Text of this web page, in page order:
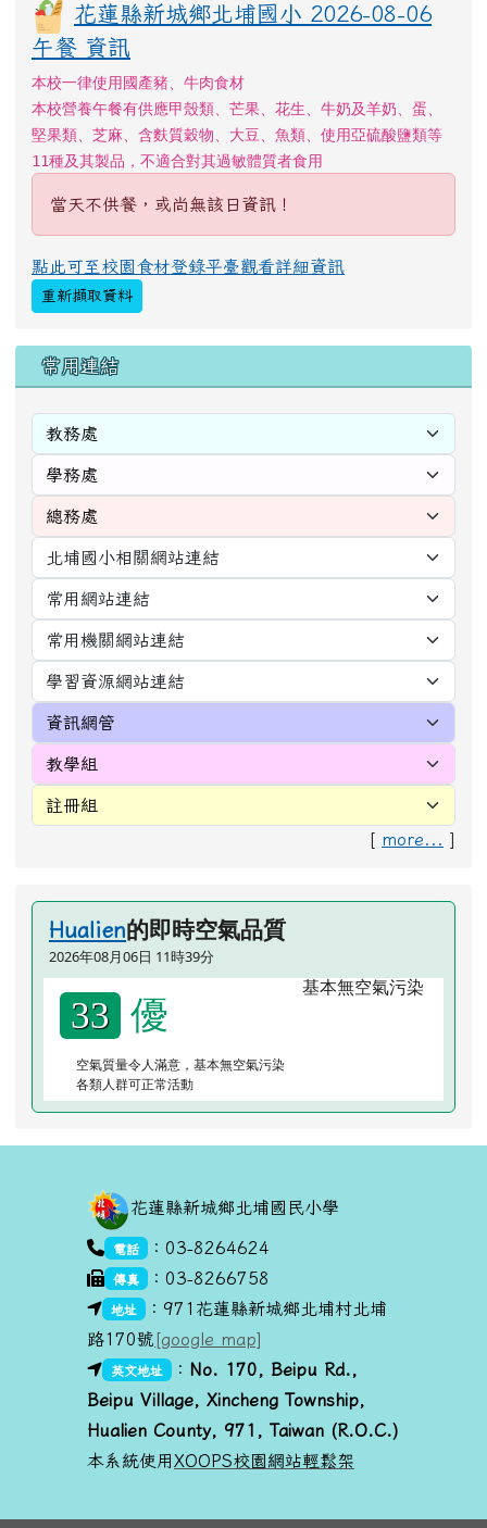
花蓮縣新城鄉北埔國小 2026-08-06
午餐 資訊
本校一律使用國產豬、牛肉食材
本校營養午餐有供應甲殼類、芒果、花生、牛奶及羊奶、蛋、
堅果類、芝麻、含麩質穀物、大豆、魚類、使用亞硫酸鹽類等
11種及其製品，不適合對其過敏體質者食用
當天不供餐，或尚無該日資訊！
點此可至校園食材登錄平臺觀看詳細資訊
重新擷取資料
右邊區域內容
常用連結
[ more... ]
Hualien的即時空氣品質
2026年08月06日 11時39分
33 優
空氣質量令人滿意，基本無空氣污染
各類人群可正常活動
花蓮縣新城鄉北埔國民小學
link to https://goo.gl/maps/dUx2GHvcPmq
電話 ：03-8264624
傳真
：03-8266758
link to https://goo.gl/maps/dUx2GHvcPmq
地址
：971花蓮縣新城鄉北埔村北埔
路170號 [google map]
link to https://goo.gl/maps/dUx2GHvcPmq
link to https://goo.gl/maps/dUx2GHvcPmq
英文地址 ： No. 170, Beipu Rd.,
Beipu Village, Xincheng Township,
Hualien County, 971, Taiwan (R.O.C.)
本系統使用XOOPS校園網站輕鬆架